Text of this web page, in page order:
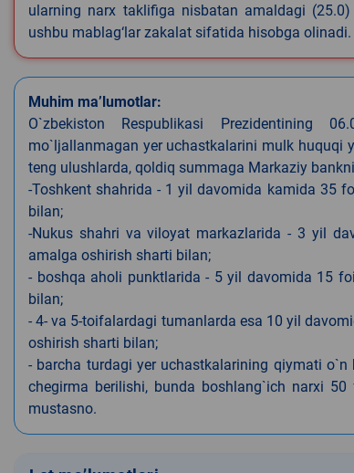
ularning narx taklifiga nisbatan amaldagi
ushbu mablag‘lar zakalat sifatida hisobga olinadi.
Muhim ma’lumotlar:
O`zbekiston Respublikasi Prezidentining
mo`ljallanmagan yer uchastkalarini mulk
teng ulushlarda, qoldiq summaga Markaziy
-Toshkent shahrida - 1 yil davomida kamida 35
bilan;
-Nukus shahri va viloyat markazlarida - 3 yil
amalga oshirish sharti bilan;
- boshqa aholi punktlarida - 5 yil davomida 15
bilan;
- 4- va 5-toifalardagi tumanlarda esa 10 yil
oshirish sharti bilan;
- barcha turdagi yer uchastkalarining qiymati
chegirma berilishi, bunda boshlang`ich narxi
mustasno.